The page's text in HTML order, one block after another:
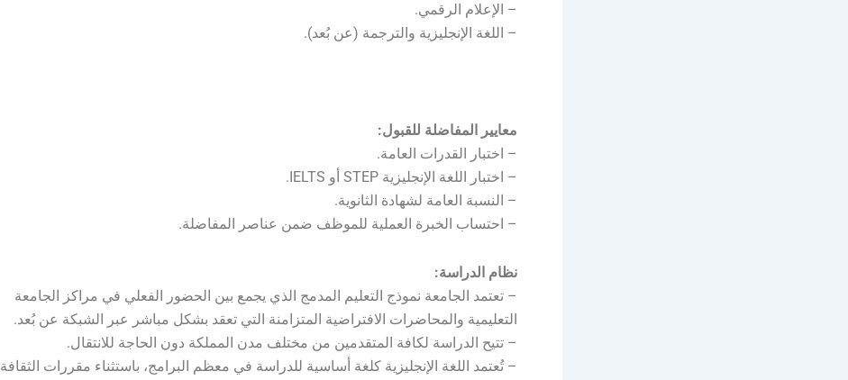
– الإعلام الرقمي.
– اللغة الإنجليزية والترجمة (عن بُعد).
معايير المفاضلة للقبول:
– اختبار القدرات العامة.
– اختبار اللغة الإنجليزية STEP أو IELTS.
– النسبة العامة لشهادة الثانوية.
– احتساب الخبرة العملية للموظف ضمن عناصر المفاضلة.
نظام الدراسة:
– تعتمد الجامعة نموذج التعليم المدمج الذي يجمع بين الحضور الفعلي في مراكز الجامعة
التعليمية والمحاضرات الافتراضية المتزامنة التي تعقد بشكل مباشر عبر الشبكة عن بُعد.
– تتيح الدراسة لكافة المتقدمين من مختلف مدن المملكة دون الحاجة للانتقال.
– تُعتمد اللغة الإنجليزية كلغة أساسية للدراسة في معظم البرامج، باستثناء مقررات الثقافة